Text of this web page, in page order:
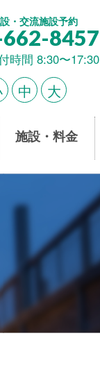
・交流施設予約
8457
時間 8:30〜17:30
中 大
施設・料金